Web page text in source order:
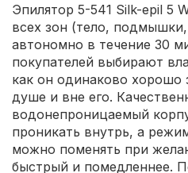
Эпилятор 5-541 Silk-epil 5
всех зон (тело,
автономно в течение 30
покупателей выбирают
как он одинаково хорошо
душе и вне его.
водонепроницаемый
проникать внутрь, а
можно поменять при
быстрый и помедленнее.